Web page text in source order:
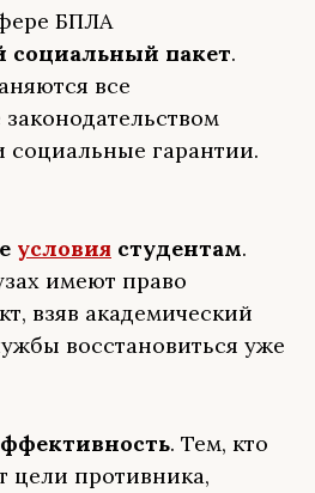
БПЛА
социальный пакет.
все
социальные гарантии.
условия студентам.
имеют право
взяв академический
восстановиться уже
. Тем, кто
цели противника,